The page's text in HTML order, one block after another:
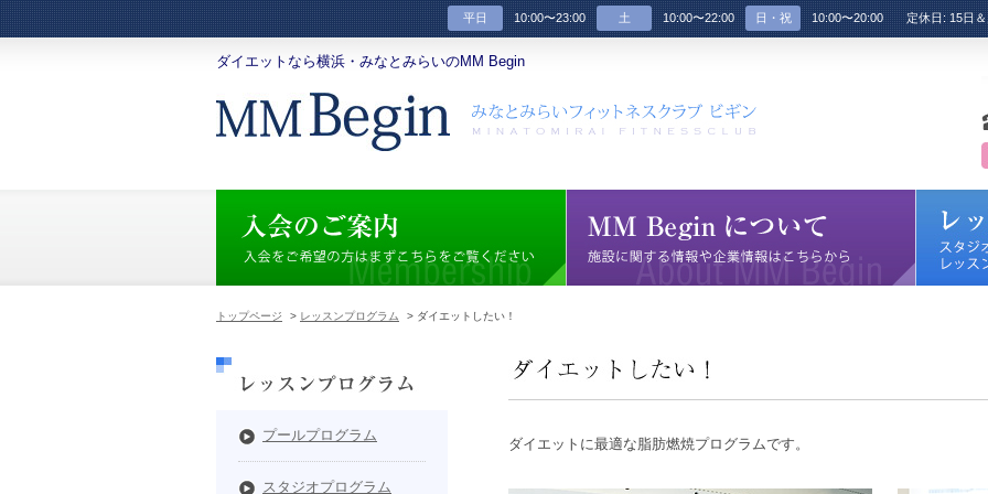
平日 10:00〜23:00 土 10:00〜22:00 日・祝 10:00〜20:00 定休日: 15日＆
ダイエットなら横浜・みなとみらいのMM Begin
トップページ > レッスンプログラム > ダイエットしたい！
ダイエットに最適な脂肪燃焼プログラムです。
プールプログラム
スタジオプログラム